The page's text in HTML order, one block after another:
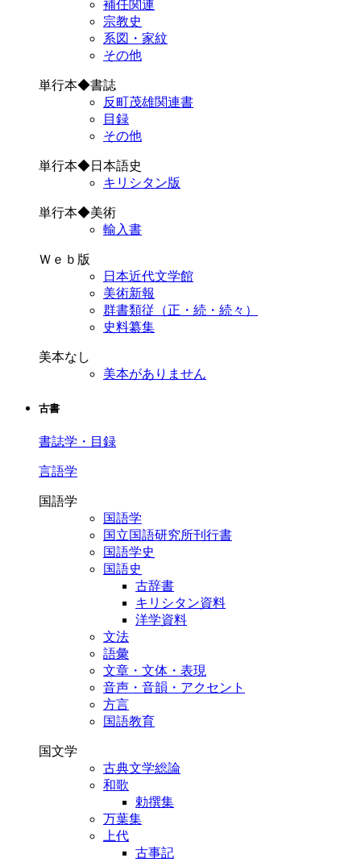
補任関連
宗教史
系図・家紋
その他
単行本◆書誌
反町茂雄関連書
目録
その他
単行本◆日本語史
キリシタン版
単行本◆美術
輸入書
Ｗｅｂ版
日本近代文学館
美術新報
群書類従（正・続・続々）
史料纂集
美本なし
美本がありません
古書
書誌学・目録
言語学
国語学
国語学
国立国語研究所刊行書
国語学史
国語史
古辞書
キリシタン資料
洋学資料
文法
語彙
文章・文体・表現
音声・音韻・アクセント
方言
国語教育
国文学
古典文学総論
和歌
勅撰集
万葉集
上代
古事記